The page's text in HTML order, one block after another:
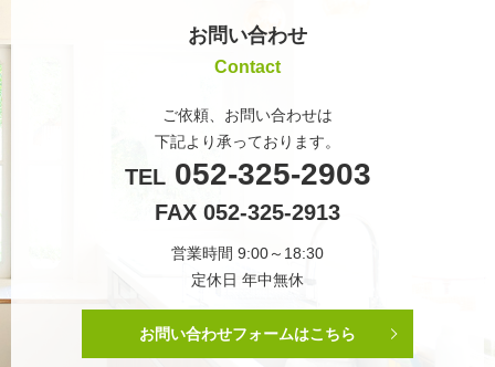
お問い合わせ
Contact
ご依頼、お問い合わせは
下記より承っております。
TEL052-325-2903
FAX 052-325-2913
営業時間 9:00～18:30
定休日 年中無休
お問い合わせフォームはこちら